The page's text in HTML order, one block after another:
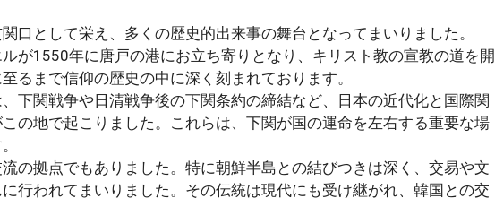
口として栄え、多くの歴史的出来事の舞台となってまいりました。
が1550年に唐戸の港にお立ち寄りとなり、キリスト教の宣教の道を開
るまで信仰の歴史の中に深く刻まれております。
下関戦争や日清戦争後の下関条約の締結など、日本の近代化と国際関
の地で起こりました。これらは、下関が国の運命を左右する重要な場
の拠点でもありました。特に朝鮮半島との結びつきは深く、交易や文
行われてまいりました。その伝統は現代にも受け継がれ、韓国との交